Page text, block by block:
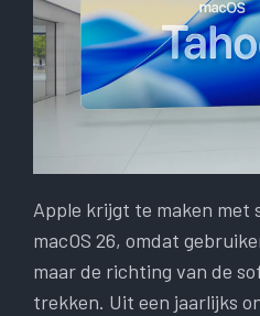
Apple krijgt te maken met
macOS 26, omdat
maar de richting van de
trekken. Uit een jaarlijks